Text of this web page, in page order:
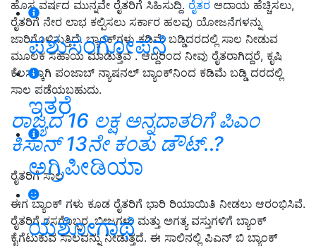
ಪಶುಸಂಗೋಪನೆ
ಇತರೆ
ಅಗ್ರಿಪೀಡಿಯಾ
ಯಶೋಗಾಥೆ
ಹೊಸ ವರ್ಷದ ಮುನ್ನವೇ ರೈತರಿಗೆ ಸಿಹಿಸುದ್ದಿ. ರೈತರ ಆದಾಯ ಹೆಚ್ಚಿಸಲು,
ರೈತರಿಗೆ ನೇರ ಲಾಭ ಕಲ್ಪಿಸಲು ಸರ್ಕಾರ ಹಲವು ಯೋಜನೆಗಳನ್ನು
ಜಾರಿಗೊಳಿಸುತ್ತಿದೆ. ಬ್ಯಾಂಕ್‌ಗಳು ಕಡಿಮೆ ಬಡ್ಡಿದರದಲ್ಲಿ ಸಾಲ ನೀಡುವ
ಮೂಲಕ ಸಹಾಯ ಮಾಡುತ್ತವೆ . ಆದ್ದರಿಂದ ನೀವು ರೈತರಾಗಿದ್ದರೆ, ಕೃಷಿ
ಕೆಲಸಕ್ಕಾಗಿ ಪಂಜಾಬ್ ನ್ಯಾಷನಲ್ ಬ್ಯಾಂಕ್‌ನಿಂದ ಕಡಿಮೆ ಬಡ್ಡಿ ದರದಲ್ಲಿ
ಸಾಲ ಪಡೆಯಬಹುದು.
ರಾಜ್ಯದ 16 ಲಕ್ಷ ಅನ್ನದಾತರಿಗೆ ಪಿಎಂ
ಕಿಸಾನ್‌ 13ನೇ ಕಂತು ಡೌಟ್‌..?
ರೈತರಿಗೆ ಸಾಲ
ಈಗ ಬ್ಯಾಂಕ್ ಗಳು ಕೂಡ ರೈತರಿಗೆ ಭಾರಿ ರಿಯಾಯಿತಿ ನೀಡಲು ಆರಂಭಿಸಿವೆ.
ರೈತರಿಗೆ ರಸಗೊಬ್ಬರ, ಬೀಜಗಳು ಮತ್ತು ಅಗತ್ಯ ವಸ್ತುಗಳಿಗೆ ಬ್ಯಾಂಕ್
ಕೈಗೆಟುಕುವ ಸಾಲವನ್ನು ನೀಡುತ್ತದೆ. ಈ ಸಾಲಿನಲ್ಲಿ ಪಿಎನ್ ಬಿ ಬ್ಯಾಂಕ್